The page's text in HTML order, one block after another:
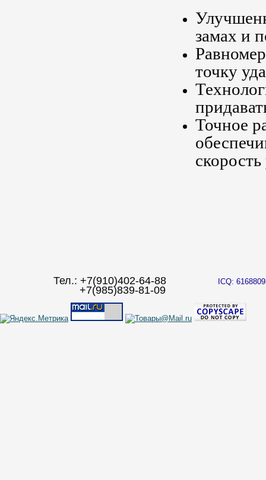
замах и
точку
Точное
Тел.: +7(910)402-64-88
+7(985)839-81-09
ICQ: